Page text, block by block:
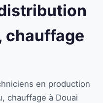
chauffage
en production
chauffage à Douai